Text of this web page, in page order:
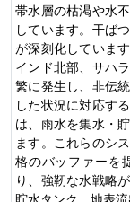
帯水層の枯渇や水
しています。干ば
が深刻化していま
インド北部、サハ
繁に発生し、非伝
した状況に対応す
は、雨水を集水・
ます。これらのシ
格のバッファーを
り、強靭な水戦略